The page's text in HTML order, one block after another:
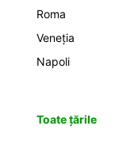
Roma
Veneția
Napoli
Toate țările